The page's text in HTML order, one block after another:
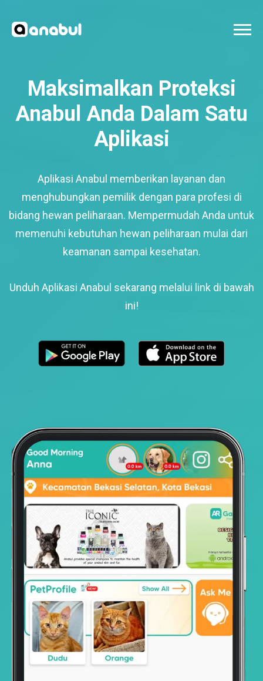
Maksimalkan Proteksi
Anabul Anda Dalam Satu
Aplikasi
Aplikasi Anabul memberikan layanan dan
menghubungkan pemilik dengan para profesi di
bidang hewan peliharaan. Mempermudah Anda untuk
memenuhi kebutuhan hewan peliharaan mulai dari
keamanan sampai kesehatan.
Unduh Aplikasi Anabul sekarang melalui link di bawah
ini!